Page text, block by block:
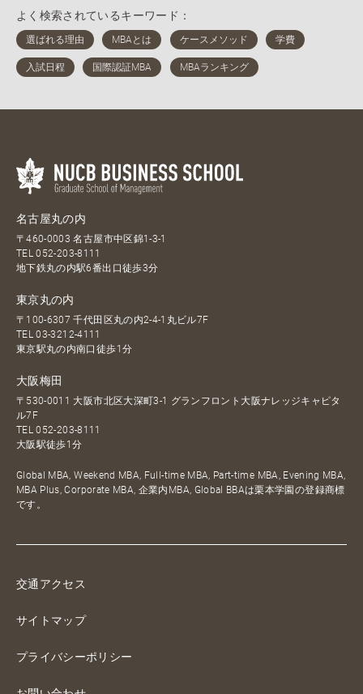
よく検索されているキーワード：
名古屋丸の内
〒460-0003 名古屋市中区錦1-3-1
TEL052-203-8111
地下鉄丸の内駅6番出口徒歩3分
東京丸の内
〒100-6307 千代田区丸の内2-4-1丸ビル7F
TEL03-3212-4111
東京駅丸の内南口徒歩1分
大阪梅田
〒530-0011 大阪市北区大深町3-1 グランフロント大阪ナレッジキャピタ
ル7F
TEL052-203-8111
大阪駅徒歩1分
Global MBA, Weekend MBA, Full-time MBA, Part-time MBA, Evening MBA,
MBA Plus, Corporate MBA, 企業内MBA, Global BBAは栗本学園の登録商標
です。
交通アクセス
サイトマップ
プライバシーポリシー